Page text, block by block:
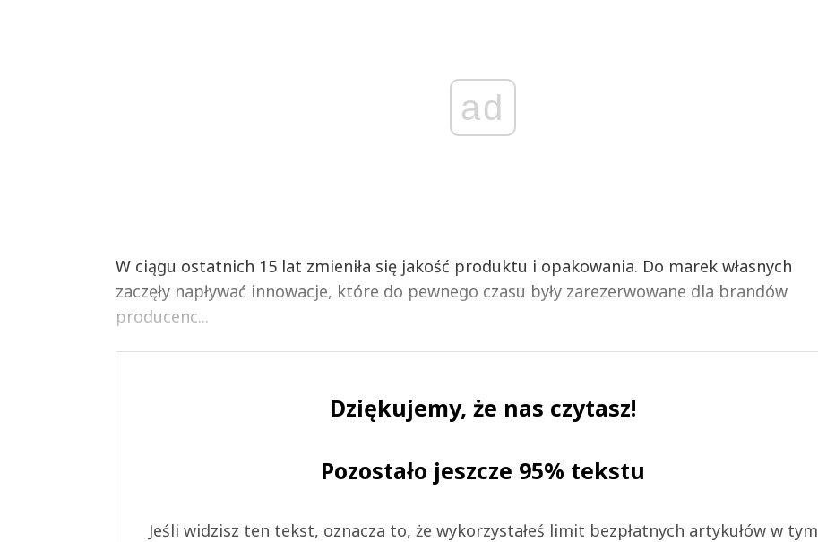
ad
W ciągu ostatnich 15 lat zmieniła się jakość produktu i opakowania. Do marek własnych
zaczęły napływać innowacje, które do pewnego czasu były zarezerwowane dla brandów
producenc...
Dziękujemy, że nas czytasz!
Pozostało jeszcze 95% tekstu
Jeśli widzisz ten tekst, oznacza to, że wykorzystałeś limit bezpłatnych artykułów w tym